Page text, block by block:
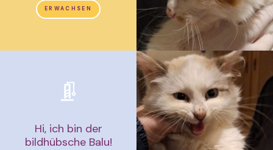
ERWACHSEN
Hi, ich bin der
bildhübsche Balu!